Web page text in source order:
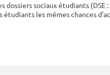
dossiers sociaux étudiants
les mêmes chances